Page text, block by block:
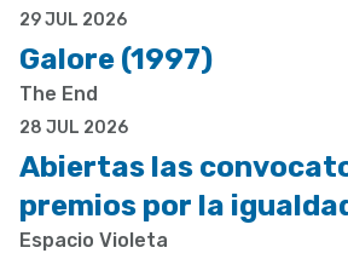
29 JUL 2026
Galore (1997)
The End
28 JUL 2026
Abiertas las
premios por la
Espacio Violeta